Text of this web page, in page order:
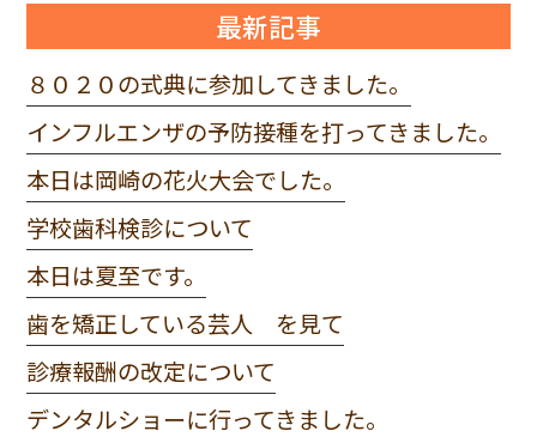
最新記事
８０２０の式典に参加してきました。
インフルエンザの予防接種を打ってきました。
本日は岡崎の花火大会でした。
学校歯科検診について
本日は夏至です。
歯を矯正している芸人 を見て
診療報酬の改定について
デンタルショーに行ってきました。